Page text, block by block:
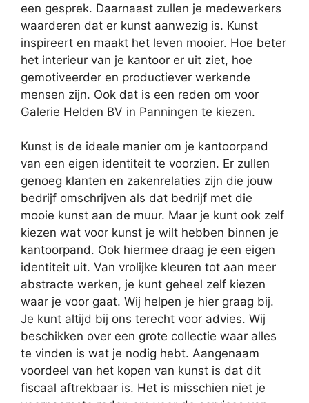
een gesprek. Daarnaast zullen je medewerkers
waarderen dat er kunst aanwezig is. Kunst
inspireert en maakt het leven mooier. Hoe beter
het interieur van je kantoor er uit ziet, hoe
gemotiveerder en productiever werkende
mensen zijn. Ook dat is een reden om voor
Galerie Helden BV in Panningen te kiezen.
Kunst is de ideale manier om je kantoorpand
van een eigen identiteit te voorzien. Er zullen
genoeg klanten en zakenrelaties zijn die jouw
bedrijf omschrijven als dat bedrijf met die
mooie kunst aan de muur. Maar je kunt ook zelf
kiezen wat voor kunst je wilt hebben binnen je
kantoorpand. Ook hiermee draag je een eigen
identiteit uit. Van vrolijke kleuren tot aan meer
abstracte werken, je kunt geheel zelf kiezen
waar je voor gaat. Wij helpen je hier graag bij.
Je kunt altijd bij ons terecht voor advies. Wij
beschikken over een grote collectie waar alles
te vinden is wat je nodig hebt. Aangenaam
voordeel van het kopen van kunst is dat dit
fiscaal aftrekbaar is. Het is misschien niet je